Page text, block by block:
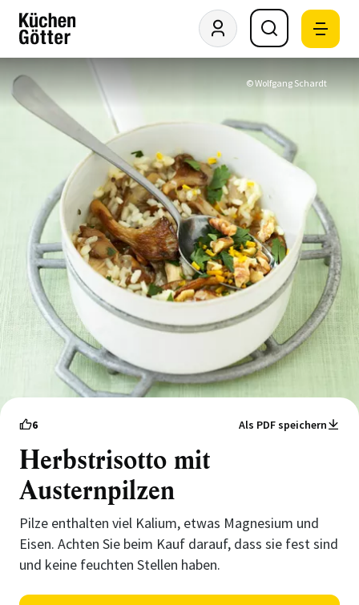
© Wolfgang Schardt
6 Als PDF speichern
Herbstrisotto mit
Austernpilzen
Pilze enthalten viel Kalium, etwas Magnesium und
Eisen. Achten Sie beim Kauf darauf, dass sie fest sind
und keine feuchten Stellen haben.